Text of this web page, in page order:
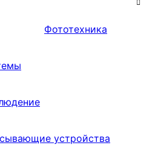
Фототехника
устройства